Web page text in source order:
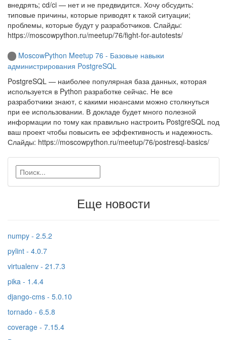
внедрять; cd/ci — нет и не предвидится. Хочу обсудить:
типовые причины, которые приводят к такой ситуации;
проблемы, которые будут у разработчиков. Слайды:
https://moscowpython.ru/meetup/76/fight-for-autotests/
MoscowPython Meetup 76 - Базовые навыки
администрирования PostgreSQL
PostgreSQL — наиболее популярная база данных, которая
используется в Python разработке сейчас. Не все
разработчики знают, с какими нюансами можно столкнуться
при ее использовании. В докладе будет много полезной
информации по тому как правильно настроить PostgreSQL под
ваш проект чтобы повысить ее эффективность и надежность.
Слайды: https://moscowpython.ru/meetup/76/postresql-basics/
Еще новости
numpy - 2.5.2
pylint - 4.0.7
virtualenv - 21.7.3
pika - 1.4.4
django-cms - 5.0.10
tornado - 6.5.8
coverage - 7.15.4